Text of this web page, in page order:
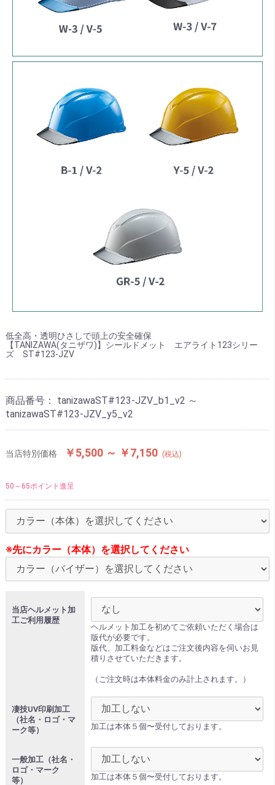
低全高・透明ひさしで頭上の安全確保
【TANIZAWA(タニザワ)】シールドメット エアライト123シリー
ズ ST#123-JZV
商品番号： tanizawaST#123-JZV_b1_v2 ～
tanizawaST#123-JZV_y5_v2
当店特別価格 ￥5,500 ～ ￥7,150 (税込)
50～65ポイント進呈
※先にカラー（本体）を選択してください
当店ヘルメット加
工ご利用履歴
ヘルメット加工を初めてご依頼いただく場合は
版代が必要です。
版代、加工料金などはご注文後内容を伺いお見
積りさせていただきます。
（ご注文時は本体料金のみ計上されます。）
凄技UV印刷加工
（社名・ロゴ・マ
ーク等）
加工は本体５個〜受付しております。
一般加工（社名・
ロゴ・マーク
等）
加工は本体５個〜受付しております。